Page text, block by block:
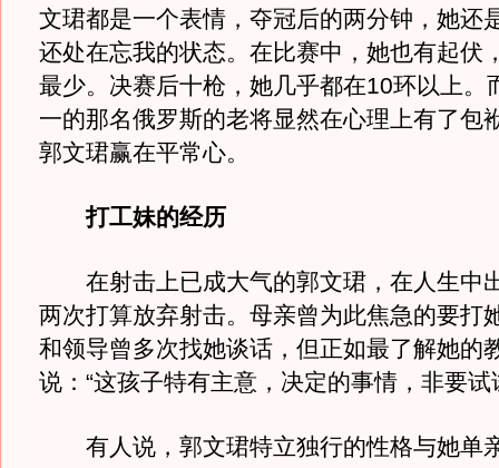
文珺都是一个表情，夺冠后的两分钟，她还
还处在忘我的状态。在比赛中，她也有起伏
最少。决赛后十枪，她几乎都在10环以上。
一的那名俄罗斯的老将显然在心理上有了包
郭文珺赢在平常心。
打工妹的经历
在射击上已成大气的郭文珺，在人生中
两次打算放弃射击。母亲曾为此焦急的要打
和领导曾多次找她谈话，但正如最了解她的
说：“这孩子特有主意，决定的事情，非要试
有人说，郭文珺特立独行的性格与她单